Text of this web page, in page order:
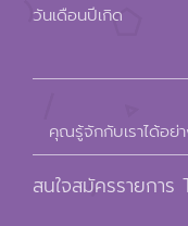
วันเดือนปีเกิด
คุณรู้จักกับเราได้อย่า
สนใจสมัครรายกา